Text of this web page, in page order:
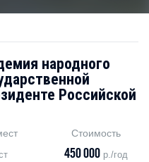
народного
Российской
Стоимость
450 000 р./год